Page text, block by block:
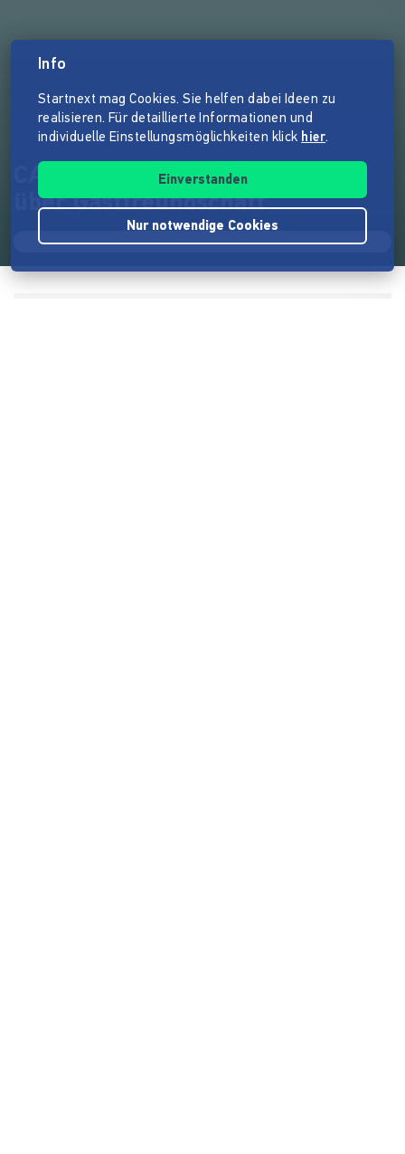
CAMEO MAGAZIN - Gedanken
über Gastfreundschaft
Info
Startnext mag Cookies. Sie helfen dabei Ideen zu
realisieren. Für detaillierte Informationen und
individuelle Einstellungsmöglichkeiten klick hier.
Einverstanden
Nur notwendige Cookies